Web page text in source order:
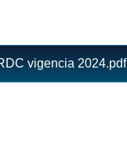
vigencia 2024.pdf